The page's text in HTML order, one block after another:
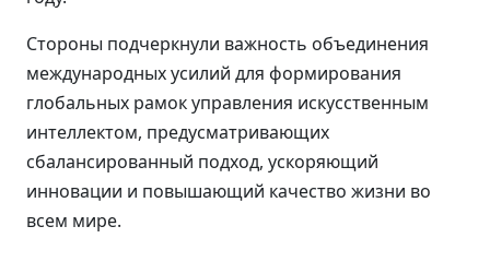
Стороны подчеркнули важность объединения
международных усилий для формирования
глобальных рамок управления искусственным
интеллектом, предусматривающих
сбалансированный подход, ускоряющий
инновации и повышающий качество жизни во
всем мире.